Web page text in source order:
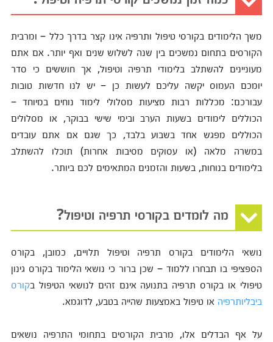
משך הלימודים בקורסי טיפול ותרפיה אינו קצר בדרך כלל – ומרבית
הקורסים בתחום נמשכים בין שנה לשלוש שנים ואף יותר. אם אתם
מעוניינים להשתלב בלימודי תרפיה וטיפול, אך חוששים כי סדר
יומכם העמוס יקשה עליכם לעשות כן – יש לנו חדשות טובות
עבורכם: מכללות רבות מציעות מסלולי לימוד נוחים במיוחד –
הכוללים לימודים בשעות הערב ובימי שישי בבוקר, או מסלולים
הכוללים מפגש אחד בשבוע בלבד, כך שגם אם אתם עובדים
במשרה מלאה (או עסוקים מסיבות אחרות) תוכלו להשתלב
בלימודים בנוחות, בשעות והזמנים המתאימים לכם ביותר.
מה לומדים בקורסי תרפיה וטיפול?
נושאי הלימודים בקורס תרפיה וטיפול תלויים, כמובן, בקורס
הספציפי בו תבחרו ללמוד – שכן ברור כי נושאי הלימוד בקורס גינון
טיפולי או בקורס תרפיה בתנועה אינם זהים לנושאי הטיפול בקורס
ביבליותרפיה או טיפול באמצעות שהייה בטבע, לדוגמא.
על אף הבדלים אלו, מרבית הקורסים בתחומי התרפיה נושאים